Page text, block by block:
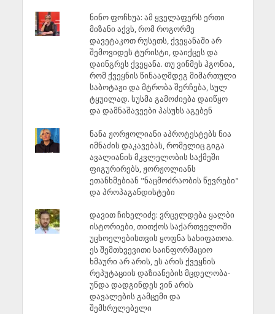
ნინო ფოჩხუა: ამ ყველაფერს ერთი
მიზანი აქვს, რომ როგორმე
დავეტაკოთ რუსეთს, ქვეყანაში არ
შემოვიდეს ტურისტი, დაიქცეს და
დაინგრეს ქვეყანა. თუ ვინმეს ჰგონია,
რომ ქვეყნის წინააღმდეგ მიმართული
საბოტაჟი და მტრობა შერჩება, სულ
ტყუილად. სუსმა გამოძიება დაიწყო
და დამნაშავეები პასუხს აგებენ
ნანა ჟორჟოლიანი აპროტესტებს ნია
იმნაძის დაკავებას, რომელიც გიგა
ავალიანის მკვლელობის საქმეში
ფიგურირებს, ჟორჟოლიანს
ეთანხმებიან "ნაცმოძრაობის წევრები"
და პროპაგანდისტები
დავით ჩიხელიძე: ვრცელდება ყალბი
ისტორიები, თითქოს საქართველოში
უცხოელებისთვის ყოფნა სახიფათოა.
ეს შემთხვევითი საინფორმაციო
ხმაური არ არის, ეს არის ქვეყნის
რეპუტაციის დაზიანების მცდელობა-
უნდა დადგინდეს ვინ არის
დავალების გამცემი და
შემსრულებელი